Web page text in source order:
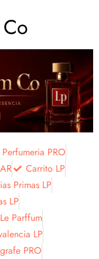
PRO
Carrito LP
Primas LP
LP
Parffum
LP
PRO